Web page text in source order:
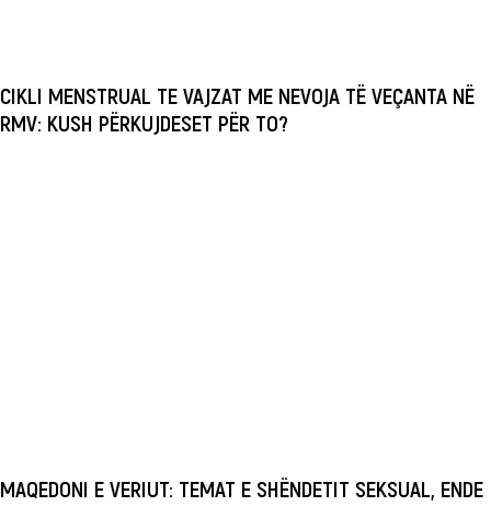
CIKLI MENSTRUAL TE VAJZAT ME NEVOJA TË VEÇANTA NË
RMV: KUSH PËRKUJDESET PËR TO?
MAQEDONI E VERIUT: TEMAT E SHËNDETIT SEKSUAL, ENDE